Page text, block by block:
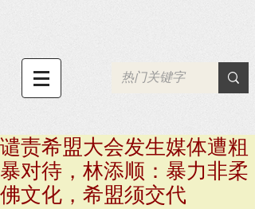
谴责希盟大会发生媒体遭粗
暴对待，林添顺：暴力非柔
佛文化，希盟须交代